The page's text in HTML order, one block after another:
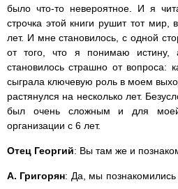
было что-то невероятное. И я
строчка этой книги рушит тот мир,
лет. И мне становилось, с одной
от того, что я понимаю
становилось страшно от вопроса:
сыграла ключевую роль в моем
растянулся на несколько лет.
был очень сложным и для
организации с 6 лет.
Отец Георгий: Вы там же и
А. Григорян: Да, мы познакомились